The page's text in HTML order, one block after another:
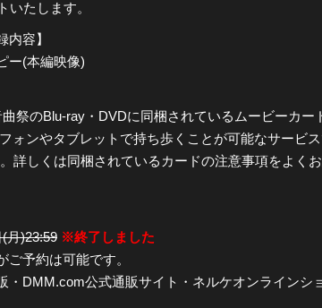
たします。
内容】
ー(本編映像)
祭のBlu-ray・DVDに同梱されているムービーカ
ォンやタブレットで持ち歩くことが可能なサービス
詳しくは同梱されているカードの注意事項をよく
月)23:59 ※終了しました
予約は可能です。
DMM.com公式通販サイト・ネルケオンラインシ